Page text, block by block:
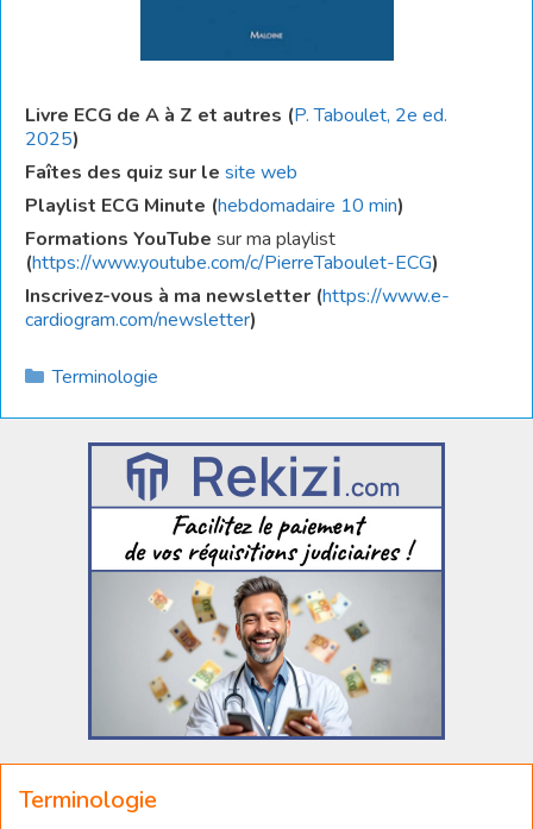
Livre ECG de A à Z et autres (P. Taboulet, 2e ed.
2025)
Faîtes des quiz sur le site web
Playlist ECG Minute (hebdomadaire 10 min)
Formations YouTube sur ma playlist
(https://www.youtube.com/c/PierreTaboulet-ECG)
Inscrivez-vous à ma newsletter (https://www.e-
cardiogram.com/newsletter)
Catégories
Terminologie
Terminologie